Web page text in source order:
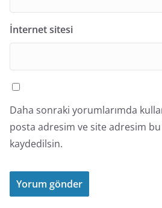
İnternet sitesi
Daha sonraki yorumlarımda
posta adresim ve site adresim bu
kaydedilsin.